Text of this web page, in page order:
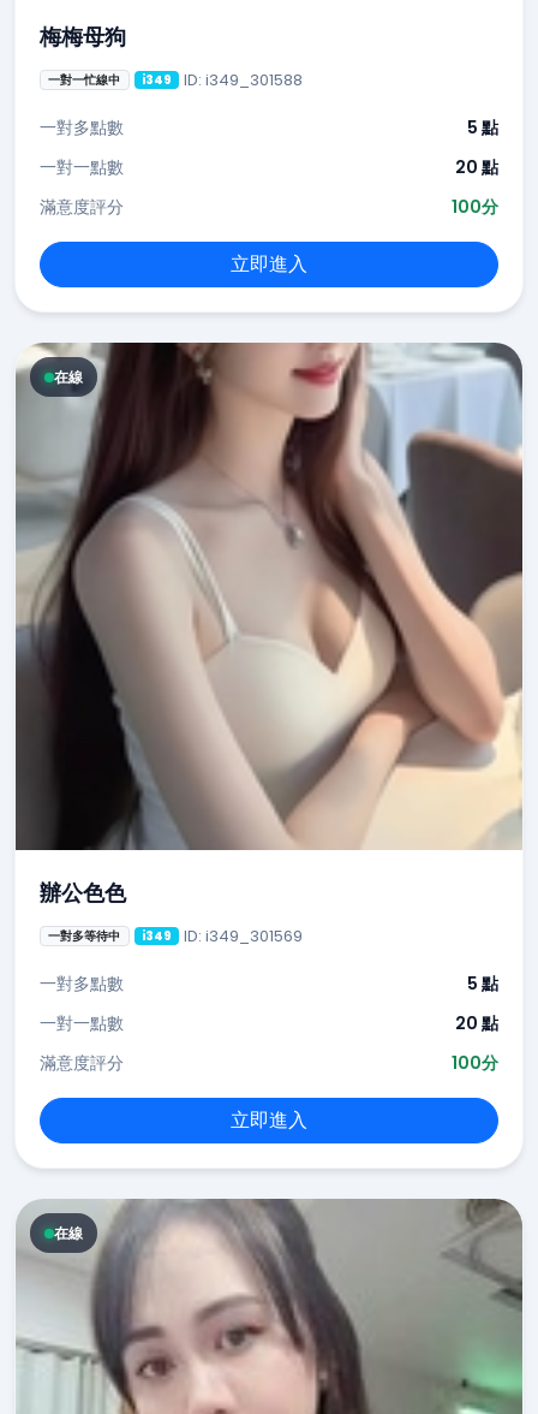
梅梅母狗
一對一忙線中 i349 ID: i349_301588
一對多點數
5 點
一對一點數
20 點
滿意度評分
100分
立即進入
在線
辦公色色
一對多等待中 i349 ID: i349_301569
一對多點數
5 點
一對一點數
20 點
滿意度評分
100分
立即進入
在線